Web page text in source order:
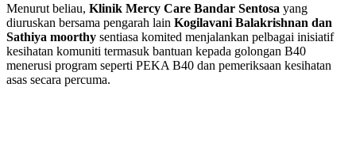
Menurut beliau, Klinik Mercy Care Bandar Sentosa yang
diuruskan bersama pengarah lain Kogilavani Balakrishnan dan
Sathiya moorthy sentiasa komited menjalankan pelbagai inisiatif
kesihatan komuniti termasuk bantuan kepada golongan B40
menerusi program seperti PEKA B40 dan pemeriksaan kesihatan
asas secara percuma.